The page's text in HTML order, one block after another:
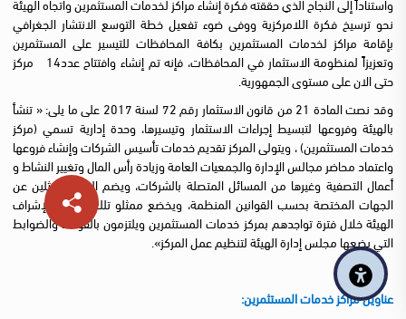
واستناداً إلى النجاح الذي حققته فكرة إنشاء مراكز لخدمات المستثمرين واتجاه الهيئة
نحو ترسيخ فكرة اللامركزية ووفى ضوء تفعيل خطة التوسع الانتشار الجغرافي
بإقامة مراكز لخدمات المستثمرين بكافة المحافظات للتيسير على المستثمرين
وتعزيزاً لمنظومة الاستثمار في المحافظات، فإنه تم إنشاء وافتتاح عدد14 مركز
حتى الان على مستوى الجمهورية.
وقد نصت المادة 21 من قانون الاستثمار رقم 72 لسنة 2017 على ما يلى: « تنشأ
بالهيئة وفروعها لتبسيط إجراءات الاستثمار وتيسيرها، وحدة إدارية تسمي (مركز
خدمات المستثمرين) ، ويتولى المركز تقديم خدمات تأسيس الشركات وإنشاء فروعها
واعتماد محاضر مجالس الإدارة والجمعيات العامة وزيادة رأس المال وتغيير النشاط و
أعمال التصفية وغيرها من المسائل المتصلة بالشركات، ويضم المركز ممثلين عن
الجهات المختصة بحسب القوانين المنظمة، ويخضع ممثلو تلك الجهات لإشراف
الهيئة خلال فترة تواجدهم بمركز خدمات المستثمرين ويلتزمون بالقواعد والضوابط
التي يضعها مجلس إدارة الهيئة لتنظيم عمل المركز».
​عناوينمراكز خدمات المستثمرين: